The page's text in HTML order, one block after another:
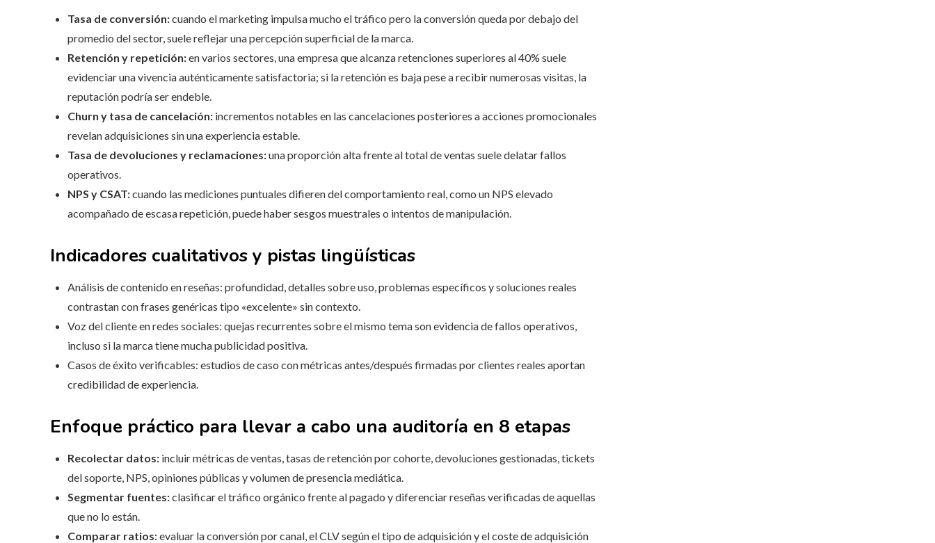
Tasa de conversión:cuando el marketing impulsa mucho el tráfico pero la conversión queda por debajo del
promedio del sector, suele reflejar una percepción superficial de la marca.
Retención y repetición:en varios sectores, una empresa que alcanza retenciones superiores al 40% suele
evidenciar una vivencia auténticamente satisfactoria; si la retención es baja pese a recibir numerosas visitas, la
reputación podría ser endeble.
Churn y tasa de cancelación: incrementos notables en las cancelaciones posteriores a acciones promocionales
revelan adquisiciones sin una experiencia estable.
Tasa de devoluciones y reclamaciones:una proporción alta frente al total de ventas suele delatar fallos
operativos.
NPS y CSAT:cuando las mediciones puntuales difieren del comportamiento real, como un NPS elevado
acompañado de escasa repetición, puede haber sesgos muestrales o intentos de manipulación.
Indicadores cualitativos y pistas lingüísticas
Análisis de contenido en reseñas: profundidad, detalles sobre uso, problemas específicos y soluciones reales
contrastan con frases genéricas tipo «excelente» sin contexto.
Voz del cliente en redes sociales: quejas recurrentes sobre el mismo tema son evidencia de fallos operativos,
incluso si la marca tiene mucha publicidad positiva.
Casos de éxito verificables: estudios de caso con métricas antes/después firmadas por clientes reales aportan
credibilidad de experiencia.
Enfoque práctico para llevar a cabo una auditoría en 8 etapas
Recolectar datos: incluir métricas de ventas, tasas de retención por cohorte, devoluciones gestionadas, tickets
del soporte, NPS, opiniones públicas y volumen de presencia mediática.
Segmentar fuentes:clasificar el tráfico orgánico frente al pagado y diferenciar reseñas verificadas de aquellas
que no lo están.
Comparar ratios:evaluar la conversión por canal, el CLV según el tipo de adquisición y el coste de adquisición